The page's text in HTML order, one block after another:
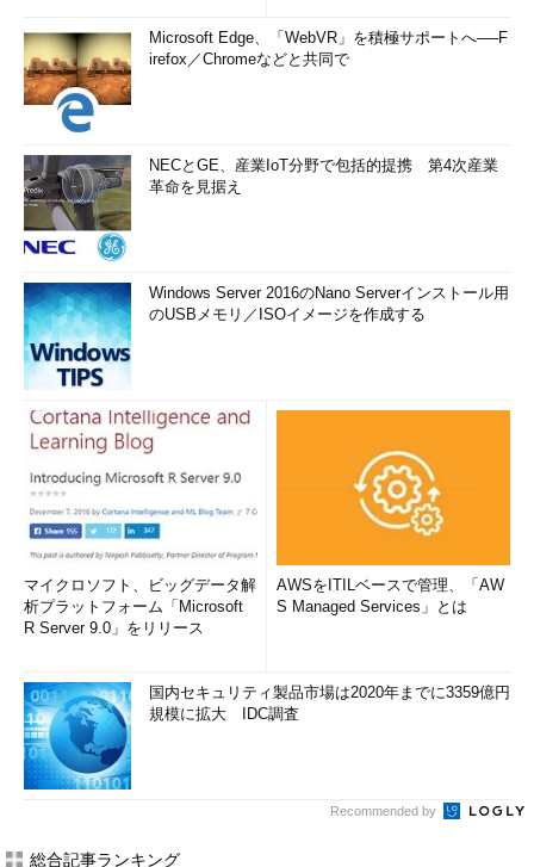
Microsoft Edge、「WebVR」を積極サポートへ──F
irefox／Chromeなどと共同で
NECとGE、産業IoT分野で包括的提携 第4次産業
革命を見据え
Windows Server 2016のNano Serverインストール用
のUSBメモリ／ISOイメージを作成する
マイクロソフト、ビッグデータ解
析プラットフォーム「Microsoft
R Server 9.0」をリリース
AWSをITILベースで管理、「AW
S Managed Services」とは
国内セキュリティ製品市場は2020年までに3359億円
規模に拡大 IDC調査
Recommended by
総合記事ランキング